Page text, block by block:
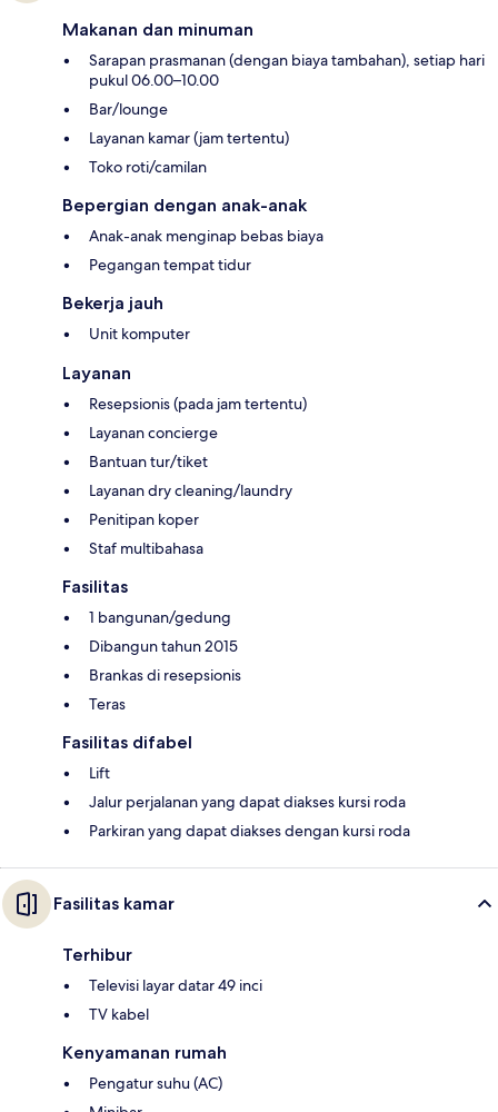
Makanan dan minuman
Sarapan prasmanan (dengan biaya tambahan), setiap hari
pukul 06.00–10.00
Bar/lounge
Layanan kamar (jam tertentu)
Toko roti/camilan
Bepergian dengan anak-anak
Anak-anak menginap bebas biaya
Pegangan tempat tidur
Bekerja jauh
Unit komputer
Layanan
Resepsionis (pada jam tertentu)
Layanan concierge
Bantuan tur/tiket
Layanan dry cleaning/laundry
Penitipan koper
Staf multibahasa
Fasilitas
1 bangunan/gedung
Dibangun tahun 2015
Brankas di resepsionis
Teras
Fasilitas difabel
Lift
Jalur perjalanan yang dapat diakses kursi roda
Parkiran yang dapat diakses dengan kursi roda
Fasilitas kamar
Terhibur
Televisi layar datar 49 inci
TV kabel
Kenyamanan rumah
Pengatur suhu (AC)